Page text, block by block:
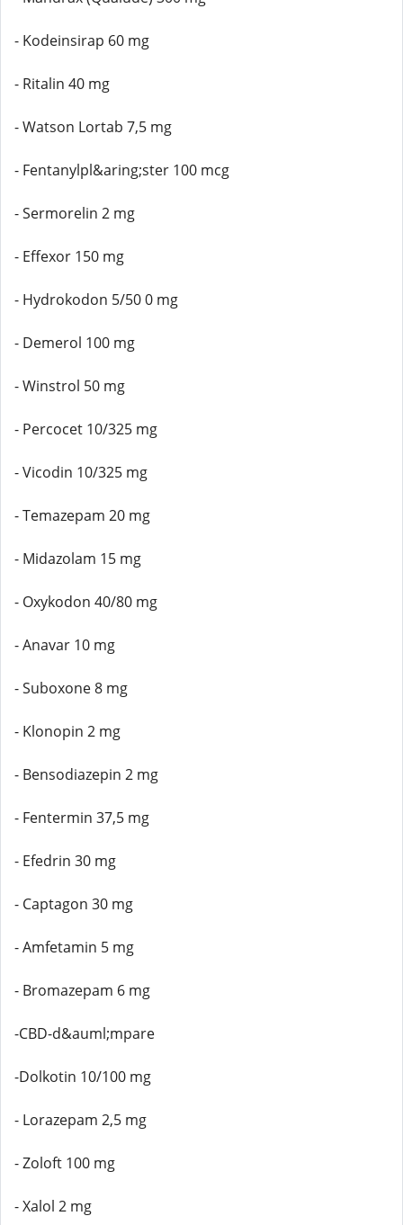
- Kodeinsirap 60 mg
- Ritalin 40 mg
- Watson Lortab 7,5 mg
- Fentanylpl&aring;ster 100 mcg
- Sermorelin 2 mg
- Effexor 150 mg
- Hydrokodon 5/50 0 mg
- Demerol 100 mg
- Winstrol 50 mg
- Percocet 10/325 mg
- Vicodin 10/325 mg
- Temazepam 20 mg
- Midazolam 15 mg
- Oxykodon 40/80 mg
- Anavar 10 mg
- Suboxone 8 mg
- Klonopin 2 mg
- Bensodiazepin 2 mg
- Fentermin 37,5 mg
- Efedrin 30 mg
- Captagon 30 mg
- Amfetamin 5 mg
- Bromazepam 6 mg
-CBD-d&auml;mpare
-Dolkotin 10/100 mg
- Lorazepam 2,5 mg
- Zoloft 100 mg
- Xalol 2 mg